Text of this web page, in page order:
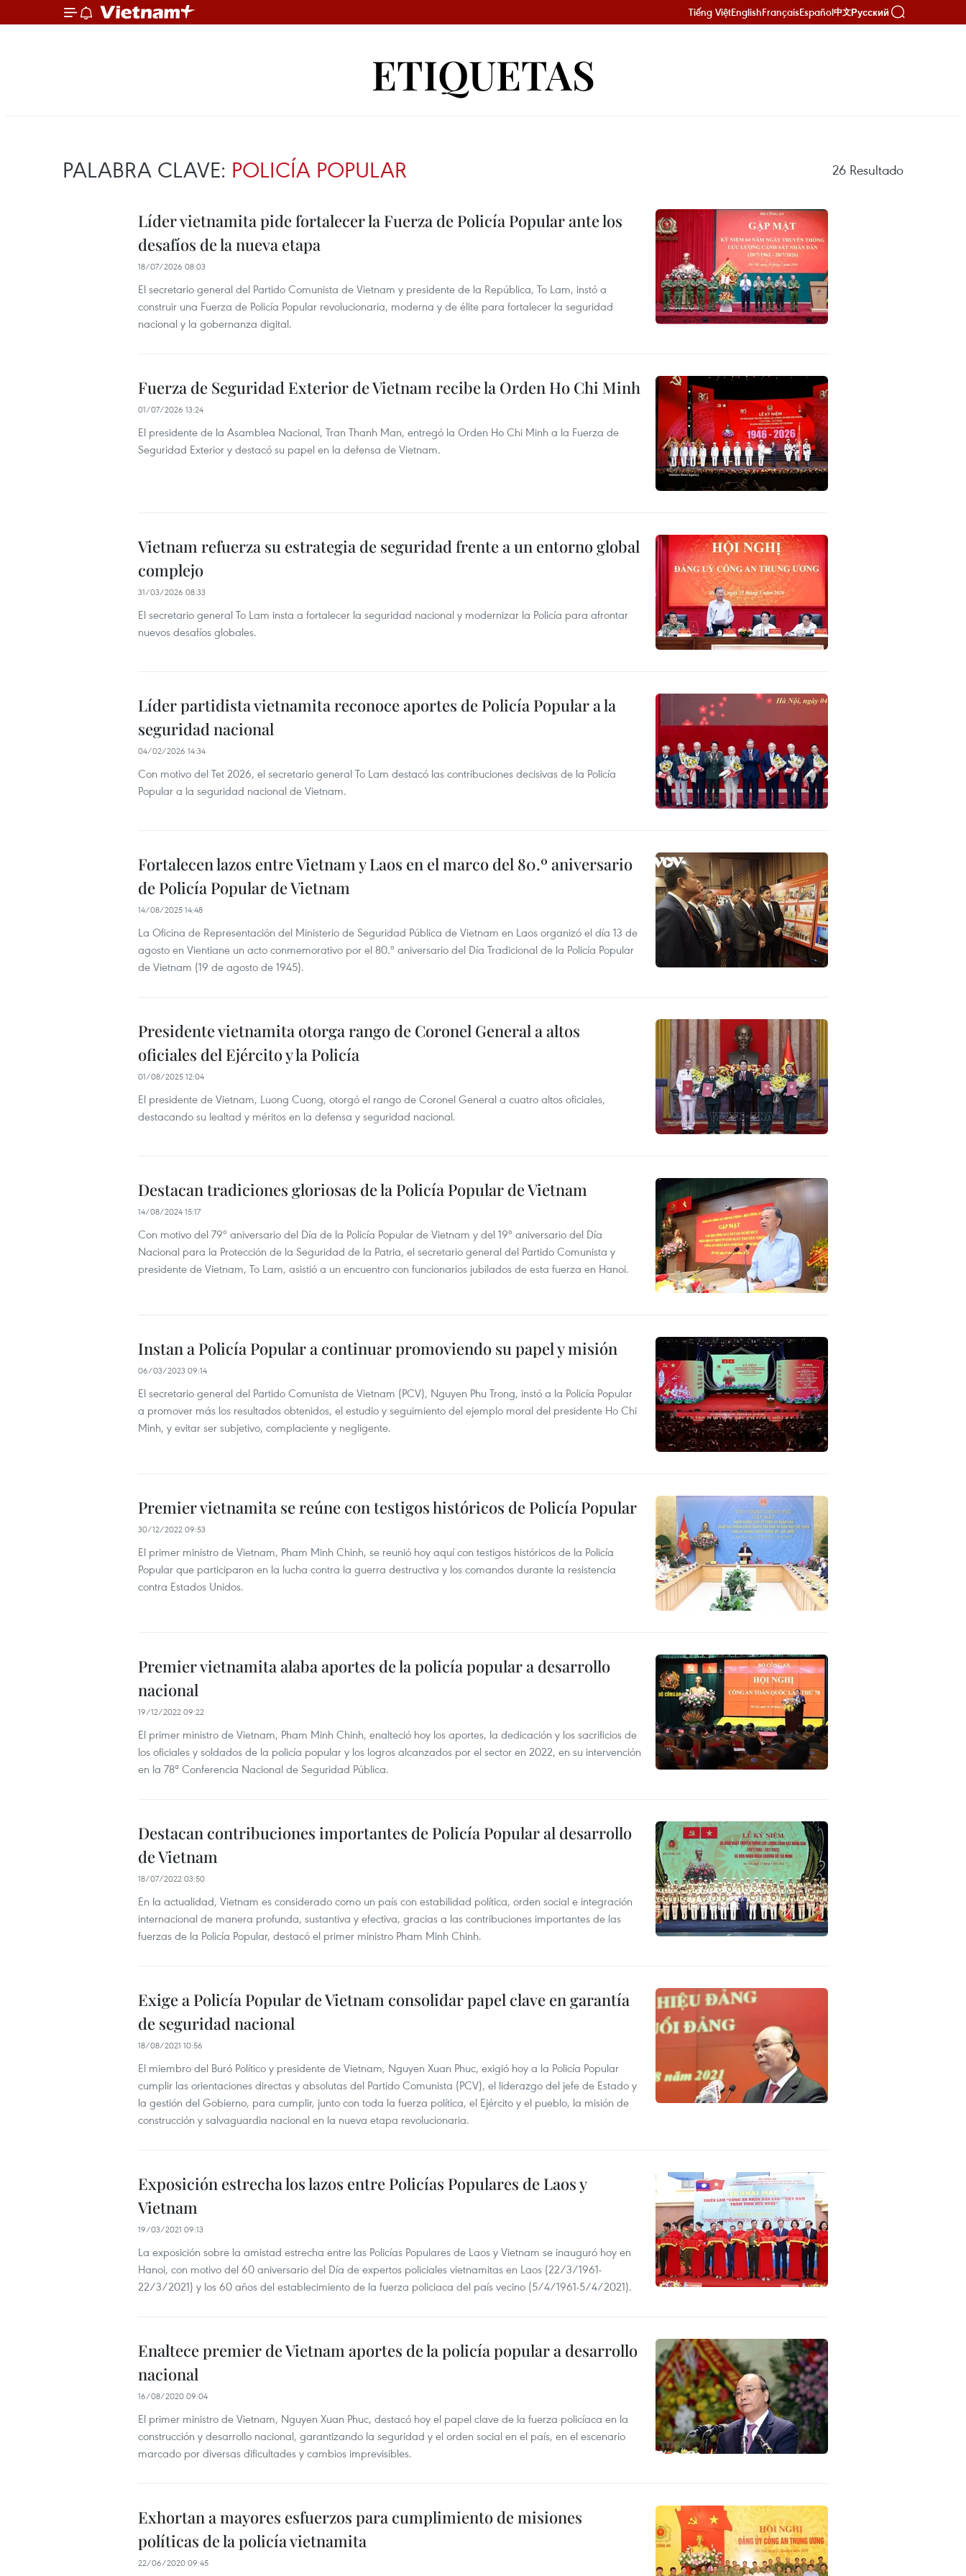
Tiếng ViệtEnglishFrançaisEspañol中文Русский
ETIQUETAS
PALABRA CLAVE: POLICÍA POPULAR 26 Resultado
Líder vietnamita pide fortalecer la Fuerza de Policía Popular ante los
desafíos de la nueva etapa
18/07/2026 08:03
El secretario general del Partido Comunista de Vietnam y presidente de la República, To Lam, instó a
construir una Fuerza de Policía Popular revolucionaria, moderna y de élite para fortalecer la seguridad
nacional y la gobernanza digital.
Fuerza de Seguridad Exterior de Vietnam recibe la Orden Ho Chi Minh
01/07/2026 13:24
El presidente de la Asamblea Nacional, Tran Thanh Man, entregó la Orden Ho Chi Minh a la Fuerza de
Seguridad Exterior y destacó su papel en la defensa de Vietnam.
Vietnam refuerza su estrategia de seguridad frente a un entorno global
complejo
31/03/2026 08:33
El secretario general To Lam insta a fortalecer la seguridad nacional y modernizar la Policía para afrontar
nuevos desafíos globales.
Líder partidista vietnamita reconoce aportes de Policía Popular a la
seguridad nacional
04/02/2026 14:34
Con motivo del Tet 2026, el secretario general To Lam destacó las contribuciones decisivas de la Policía
Popular a la seguridad nacional de Vietnam.
Fortalecen lazos entre Vietnam y Laos en el marco del 80.º aniversario
de Policía Popular de Vietnam
14/08/2025 14:48
La Oficina de Representación del Ministerio de Seguridad Pública de Vietnam en Laos organizó el día 13 de
agosto en Vientiane un acto conmemorativo por el 80.º aniversario del Día Tradicional de la Policía Popular
de Vietnam (19 de agosto de 1945).
Presidente vietnamita otorga rango de Coronel General a altos
oficiales del Ejército y la Policía
01/08/2025 12:04
El presidente de Vietnam, Luong Cuong, otorgó el rango de Coronel General a cuatro altos oficiales,
destacando su lealtad y méritos en la defensa y seguridad nacional.
Destacan tradiciones gloriosas de la Policía Popular de Vietnam
14/08/2024 15:17
Con motivo del 79º aniversario del Día de la Policía Popular de Vietnam y del 19º aniversario del Día
Nacional para la Protección de la Seguridad de la Patria, el secretario general del Partido Comunista y
presidente de Vietnam, To Lam, asistió a un encuentro con funcionarios jubilados de esta fuerza en Hanoi.
Instan a Policía Popular a continuar promoviendo su papel y misión
06/03/2023 09:14
El secretario general del Partido Comunista de Vietnam (PCV), Nguyen Phu Trong, instó a la Policía Popular
a promover más los resultados obtenidos, el estudio y seguimiento del ejemplo moral del presidente Ho Chi
Minh, y evitar ser subjetivo, complaciente y negligente.
Premier vietnamita se reúne con testigos históricos de Policía Popular
30/12/2022 09:53
El primer ministro de Vietnam, Pham Minh Chinh, se reunió hoy aquí con testigos históricos de la Policía
Popular que participaron en la lucha contra la guerra destructiva y los comandos durante la resistencia
contra Estados Unidos.
Premier vietnamita alaba aportes de la policía popular a desarrollo
nacional
19/12/2022 09:22
El primer ministro de Vietnam, Pham Minh Chinh, enalteció hoy los aportes, la dedicación y los sacrificios de
los oficiales y soldados de la policía popular y los logros alcanzados por el sector en 2022, en su intervención
en la 78ª Conferencia Nacional de Seguridad Pública.
Destacan contribuciones importantes de Policía Popular al desarrollo
de Vietnam
18/07/2022 03:50
En la actualidad, Vietnam es considerado como un país con estabilidad política, orden social e integración
internacional de manera profunda, sustantiva y efectiva, gracias a las contribuciones importantes de las
fuerzas de la Policía Popular, destacó el primer ministro Pham Minh Chinh.
Exige a Policía Popular de Vietnam consolidar papel clave en garantía
de seguridad nacional
18/08/2021 10:56
El miembro del Buró Político y presidente de Vietnam, Nguyen Xuan Phuc, exigió hoy a la Policía Popular
cumplir las orientaciones directas y absolutas del Partido Comunista (PCV), el liderazgo del jefe de Estado y
la gestión del Gobierno, para cumplir, junto con toda la fuerza política, el Ejército y el pueblo, la misión de
construcción y salvaguardia nacional en la nueva etapa revolucionaria. ​
Exposición estrecha los lazos entre Policías Populares de Laos y
Vietnam
19/03/2021 09:13
La exposición sobre la amistad estrecha entre las Policías Populares de Laos y Vietnam se inauguró hoy en
Hanoi, con motivo del 60 aniversario del Día de expertos policiales vietnamitas en Laos (22/3/1961-
22/3/2021) y los 60 años del establecimiento de la fuerza policiaca del país vecino (5/4/1961-5/4/2021).
Enaltece premier de Vietnam aportes de la policía popular a desarrollo
nacional
16/08/2020 09:04
El primer ministro de Vietnam, Nguyen Xuan Phuc, destacó hoy el papel clave de la fuerza policíaca en la
construcción y desarrollo nacional, garantizando la seguridad y el orden social en el país, en el escenario
marcado por diversas dificultades y cambios imprevisibles.
Exhortan a mayores esfuerzos para cumplimiento de misiones
políticas de la policía vietnamita
22/06/2020 09:45